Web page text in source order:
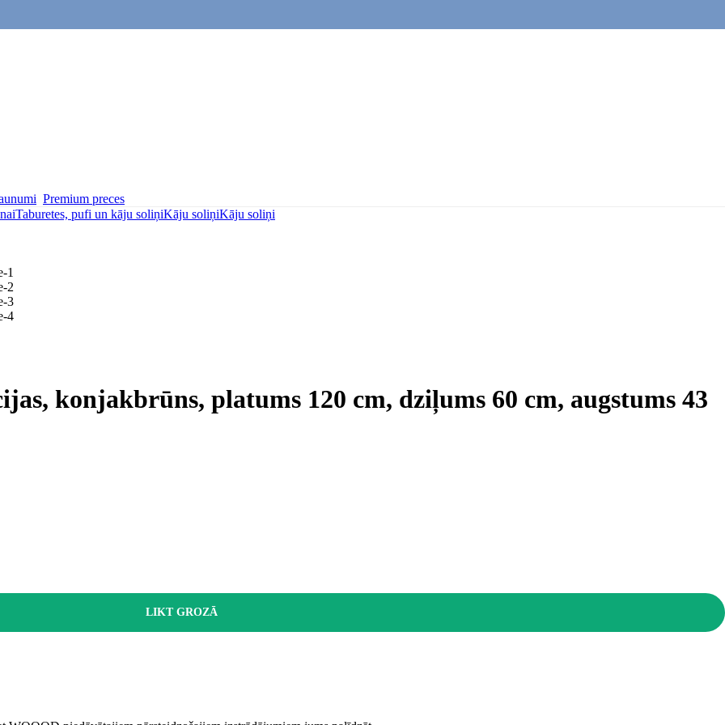
Premium preces
Taburetes, pufi un kāju soliņiKāju soliņiKāju soliņi
konjakbrūns, platums 120 cm, dziļums 60 cm, augstums 43
LIKT GROZĀ